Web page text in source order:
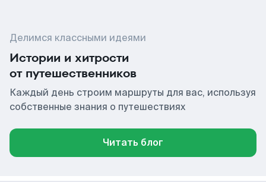
Делимся классными идеями
Истории и хитрости
от путешественников
Каждый день строим маршруты для вас, используя
собственные знания о путешествиях
Читать блог